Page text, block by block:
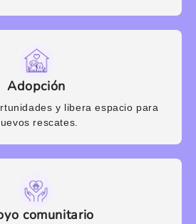
Adopción
y libera espacio para
rescates.
comunitario